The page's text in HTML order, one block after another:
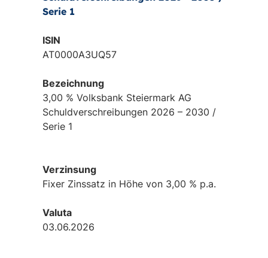
Serie 1
ISIN
AT0000A3UQ57
Bezeichnung
3,00 % Volksbank Steiermark AG
Schuldverschreibungen 2026 – 2030 /
Serie 1
Verzinsung
Fixer Zinssatz in Höhe von 3,00 % p.a.
Valuta
03.06.2026